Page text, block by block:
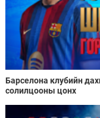
Барселона клубийн
солилцооны цонх